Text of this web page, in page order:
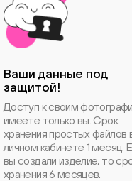
Ваши данные под
защитой!
Доступ к своим
имеете только вы. Срок
хранения простых файлов
личном кабинете 1 месяц.
вы создали изделие, то
хранения 6 месяцев.